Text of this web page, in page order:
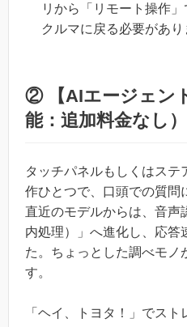
リから「リモート操作」
クルマに戻る必要があり
② 【AIエージェン
能：追加料金なし）
タッチパネルもしくはス
作ひとつで、口頭での質問
直近のモデルからは、音声
内処理）」へ進化し、応答
た。ちょっとした調べモノ
す。
「ヘイ、トヨタ！」でス